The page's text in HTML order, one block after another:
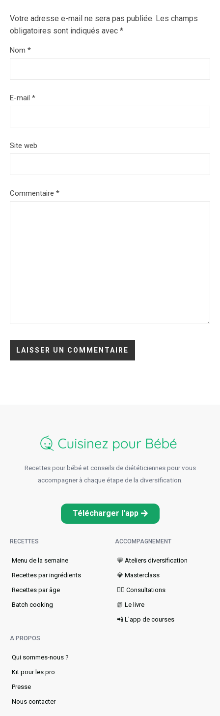
Votre adresse e-mail ne sera pas publiée. Les champs
obligatoires sont indiqués avec *
Nom *
E-mail *
Site web
Commentaire *
Recettes pour bébé et conseils de diététiciennes pour vous
accompagner à chaque étape de la diversification.
Télécharger l'app
RECETTES
Menu de la semaine​
Recettes par ingrédients
Recettes par âge
Batch cooking
ACCOMPAGNEMENT
💬 Ateliers diversification
💎 Masterclass
👩‍⚕️ Consultations
📗 Le livre
📲 L'app de courses
A PROPOS
Qui sommes-nous ?
Kit pour les pro
Presse
Nous contacter